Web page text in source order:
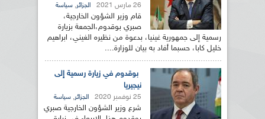
26 مارس 2021 الجزائر, سياسة
قام وزير الشؤون الخارجية،
صبري بوقدوم،الجمعة بزيارة
رسمية إلى جمهورية غينيا، بدعوة من نظيره الغيني، ابراهيم
خليل كابا، حسبما أفاد به بيان للوزارة....
بوقدوم في زيارة رسمية إلى
نيجيريا
25 نوفمبر 2020 الجزائر, سياسة
شرع وزير الشؤون الخارجية صبري